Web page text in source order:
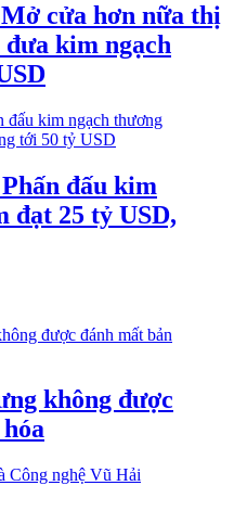
cửa hơn nữa thị
kim ngạch
đấu kim
đạt 25 tỷ USD,
không được